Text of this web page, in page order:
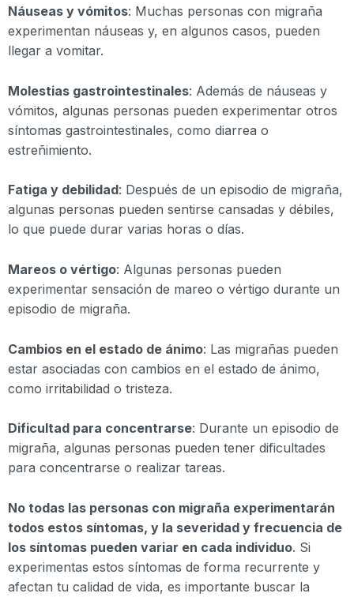
Náuseas y vómitos: Muchas personas con migraña
experimentan náuseas y, en algunos casos, pueden
llegar a vomitar.
Molestias gastrointestinales: Además de náuseas y
vómitos, algunas personas pueden experimentar otros
síntomas gastrointestinales, como diarrea o
estreñimiento.
Fatiga y debilidad: Después de un episodio de migraña,
algunas personas pueden sentirse cansadas y débiles,
lo que puede durar varias horas o días.
Mareos o vértigo: Algunas personas pueden
experimentar sensación de mareo o vértigo durante un
episodio de migraña.
Cambios en el estado de ánimo: Las migrañas pueden
estar asociadas con cambios en el estado de ánimo,
como irritabilidad o tristeza.
Dificultad para concentrarse: Durante un episodio de
migraña, algunas personas pueden tener dificultades
para concentrarse o realizar tareas.
No todas las personas con migraña experimentarán
todos estos síntomas, y la severidad y frecuencia de
los síntomas pueden variar en cada individuo. Si
experimentas estos síntomas de forma recurrente y
afectan tu calidad de vida, es importante buscar la